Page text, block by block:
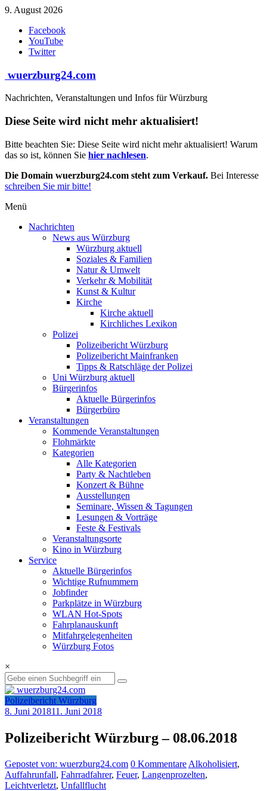
Zum
springen
9. August 2026
Facebook
YouTube
Twitter
wuerzburg24.com
Nachrichten, Veranstaltungen und Infos für Würzburg
Diese Seite wird nicht mehr aktualisiert!
Bitte beachten Sie: Diese Seite wird nicht mehr aktualisiert! Warum
das so ist, können Sie hier nachlesen.
Die Domain wuerzburg24.com steht zum Verkauf. Bei Interesse
schreiben Sie mir bitte!
Menü
Nachrichten
News aus Würzburg
Würzburg aktuell
Soziales & Familien
Natur & Umwelt
Verkehr & Mobilität
Kunst & Kultur
Kirche
Kirche aktuell
Kirchliches Lexikon
Polizei
Polizeibericht Würzburg
Polizeibericht Mainfranken
Tipps & Ratschläge der Polizei
Uni Würzburg aktuell
Bürgerinfos
Aktuelle Bürgerinfos
Bürgerbüro
Veranstaltungen
Kommende Veranstaltungen
Flohmärkte
Kategorien
Alle Kategorien
Party & Nachtleben
Konzert & Bühne
Ausstellungen
Seminare, Wissen & Tagungen
Lesungen & Vorträge
Feste & Festivals
Veranstaltungsorte
Kino in Würzburg
Service
Aktuelle Bürgerinfos
Wichtige Rufnummern
Jobfinder
Parkplätze in Würzburg
WLAN Hot-Spots
Fahrplanauskunft
Mitfahrgelegenheiten
Würzburg Fotos
×
Polizeibericht Würzburg
8. Juni 201811. Juni 2018
Polizeibericht Würzburg – 08.06.2018
Gepostet von: wuerzburg24.com 0 Kommentare Alkoholisiert,
Auffahrunfall, Fahrradfahrer, Feuer, Langenprozelten,
Leichtverletzt, Unfallflucht